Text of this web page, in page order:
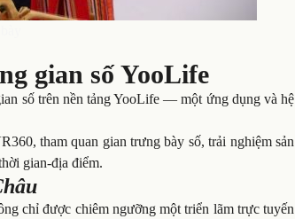
gian số YooLife
số trên nền tảng YooLife — một ứng dụng và hệ
tham quan gian trưng bày số, trải nghiệm sản
gian-địa điểm.
chỉ được chiêm ngưỡng một triển lãm trực tuyến